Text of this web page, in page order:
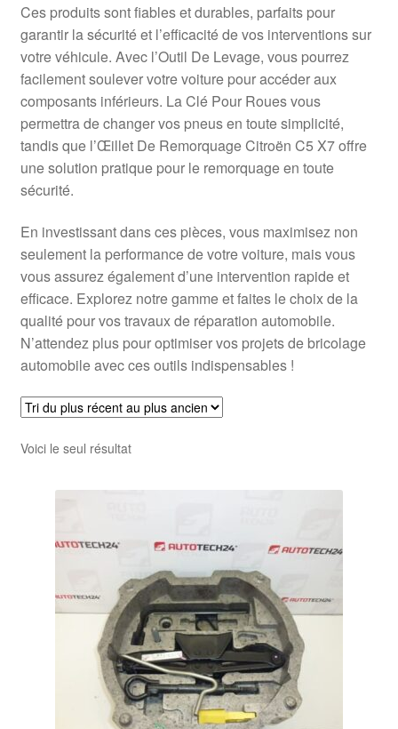
Plainte
Politique de confidentialité
Procédure de Réclamation
Termes et conditions
Ces produits sont fiables et durables, parfaits pour
garantir la sécurité et l’efficacité de vos interventions sur
votre véhicule. Avec l’Outil De Levage, vous pourrez
facilement soulever votre voiture pour accéder aux
composants inférieurs. La Clé Pour Roues vous
permettra de changer vos pneus en toute simplicité,
tandis que l’Œillet De Remorquage Citroën C5 X7 offre
une solution pratique pour le remorquage en toute
sécurité.
En investissant dans ces pièces, vous maximisez non
seulement la performance de votre voiture, mais vous
vous assurez également d’une intervention rapide et
efficace. Explorez notre gamme et faites le choix de la
qualité pour vos travaux de réparation automobile.
N’attendez plus pour optimiser vos projets de bricolage
automobile avec ces outils indispensables !
Voici le seul résultat